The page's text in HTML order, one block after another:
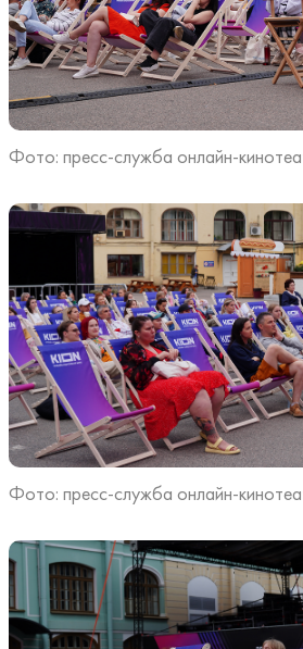
Фото: пресс-служба онлайн-
Фото: пресс-служба онлайн-